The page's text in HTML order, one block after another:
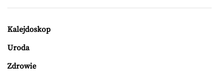
Kalejdoskop
Uroda
Zdrowie